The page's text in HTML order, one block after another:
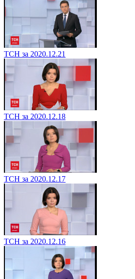
ТСН за 2020.12.21
ТСН за 2020.12.18
ТСН за 2020.12.17
ТСН за 2020.12.16